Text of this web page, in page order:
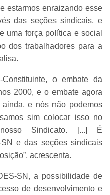
estarmos enraizando esse
das seções sindicais, e
uma força política e social
dos trabalhadores para a
o embate da
2000, e o embate agora
e nós não podemos
sim colocar isso no
Sindicato. [...] É
e das seções sindicais
acrescenta.
SN, a possibilidade de
de desenvolvimento e